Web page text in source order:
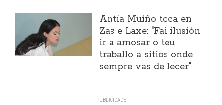
Antía Muíño toca en
Zas e Laxe: "Fai ilusión
ir a amosar o teu
traballo a sitios onde
sempre vas de lecer"